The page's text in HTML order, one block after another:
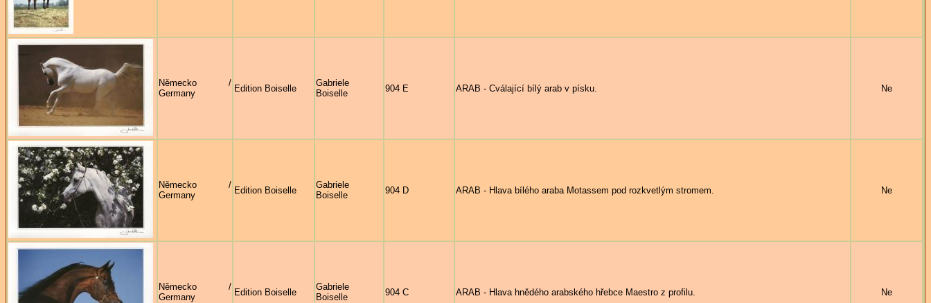
Německo /
Germany
Edition Boiselle
Gabriele
Boiselle
904 E ARAB - Cválající bílý arab v písku. Ne
Německo /
Germany
Edition Boiselle
Gabriele
Boiselle
904 D ARAB - Hlava bílého araba Motassem pod rozkvetlým stromem. Ne
Německo /
Germany
Edition Boiselle
Gabriele
Boiselle
904 C ARAB - Hlava hnědého arabského hřebce Maestro z profilu. Ne